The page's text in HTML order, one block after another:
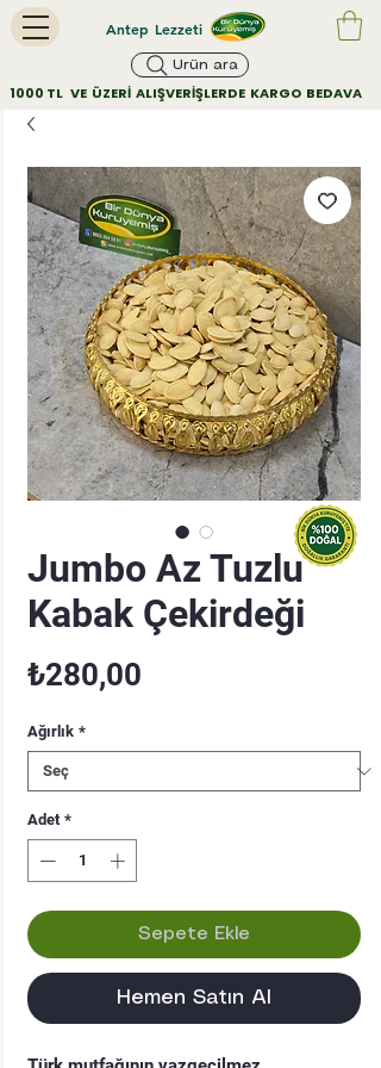
Antep Lezzeti
Ürün ara
1000 TL   VE  ÜZERİ  ALIŞVERİŞLERDE  KARGO  BEDAVA
Jumbo Az Tuzlu
Kabak Çekirdeği
₺280,00
Ağırlık *
Adet *
Sepete Ekle
Hemen Satın Al